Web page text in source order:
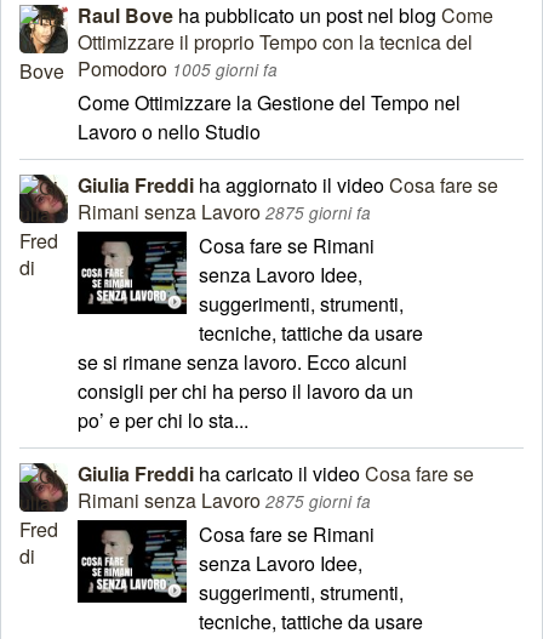
Raul Bove ha pubblicato un post nel blog Come
Ottimizzare il proprio Tempo con la tecnica del
Pomodoro 1005 giorni fa
Come Ottimizzare la Gestione del Tempo nel
Lavoro o nello Studio
Giulia Freddi ha aggiornato il videoCosa fare se
Rimani senza Lavoro 2875 giorni fa
Cosa fare se Rimani
senza Lavoro Idee,
suggerimenti, strumenti,
tecniche, tattiche da usare
se si rimane senza lavoro. Ecco alcuni
consigli per chi ha perso il lavoro da un
po’ e per chi lo sta...
Giulia Freddi ha caricato il videoCosa fare se
Rimani senza Lavoro 2875 giorni fa
Cosa fare se Rimani
senza Lavoro Idee,
suggerimenti, strumenti,
tecniche, tattiche da usare